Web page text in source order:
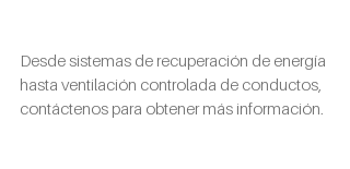
Desde sistemas de recuperación de energía
hasta ventilación controlada de conductos,
contáctenos para obtener más información.